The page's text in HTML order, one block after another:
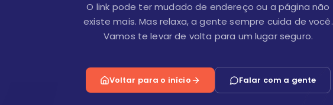
O link pode ter mudado de endereço ou a página não
existe mais. Mas relaxa, a gente sempre cuida de você.
Vamos te levar de volta para um lugar seguro.
Voltar para o início Falar com a gente